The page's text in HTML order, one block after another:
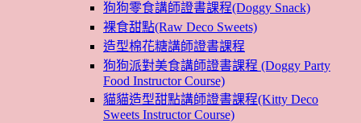
狗狗零食講師證書課程(Doggy Snack)
裸食甜點(Raw Deco Sweets)
造型棉花糖講師證書課程
狗狗派對美食講師證書課程 (Doggy Party
Food Instructor Course)
貓貓造型甜點講師證書課程(Kitty Deco
Sweets Instructor Course)